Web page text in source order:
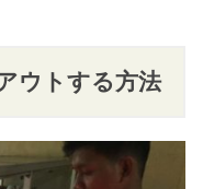
ウトする方法